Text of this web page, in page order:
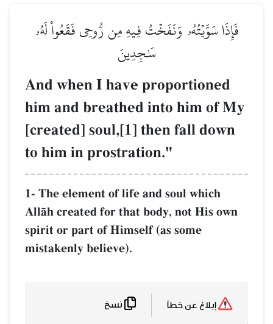
فَإِذَا سَوَّيۡتُهُۥ وَنَفَخۡتُ فِيهِ مِن رُّوحِي فَقَعُواْ لَهُۥ
سَٰجِدِينَ
And when I have proportioned
him and breathed into him of My
[created] soul,[1] then fall down
to him in prostration."
1- The element of life and soul which
AllŒh created for that body, not His own
spirit or part of Himself (as some
mistakenly believe).